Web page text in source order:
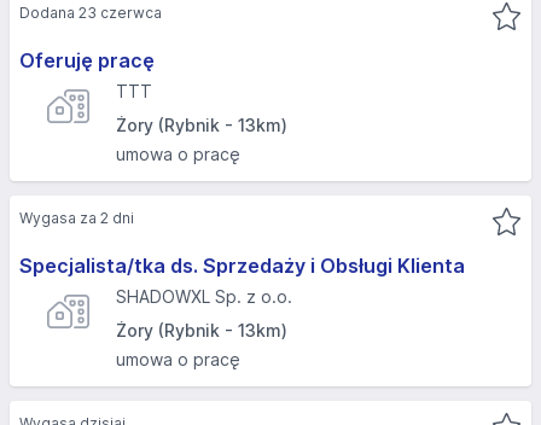
Oferuję pracę
TTT
Żory (Rybnik - 13km)
umowa o pracę
Dodana 23 czerwca
Specjalista/tka ds. Sprzedaży i Obsługi Klienta
SHADOWXL Sp. z o.o.
Żory (Rybnik - 13km)
umowa o pracę
Wygasa za 2 dni